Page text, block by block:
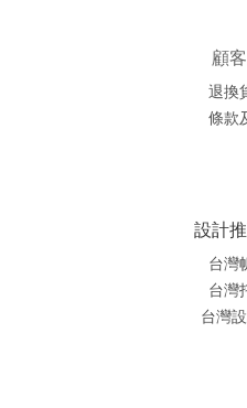
顧
退換
條款
設計
台灣
台灣
台灣